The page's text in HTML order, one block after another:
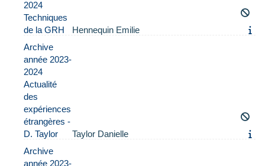
2024
Techniques
de la GRH
Hennequin Emilie
Archive
année 2023-
2024
Actualité
des
expériences
étrangères -
D. Taylor
Taylor Danielle
Archive
année 2023-